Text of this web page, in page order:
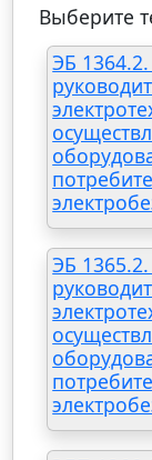
Выберите
ЭБ
ЭБ